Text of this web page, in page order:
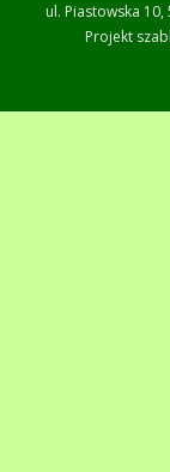
ul. Piastowska
Projekt